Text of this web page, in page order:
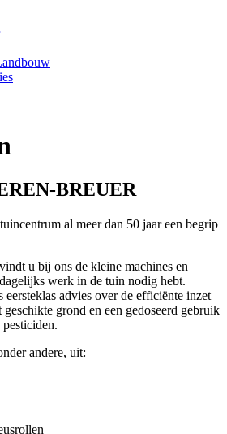
BREUER
al meer dan 50 jaar een begrip
u bij ons de kleine machines en
werk in de tuin nodig hebt.
advies over de efficiënte inzet
geschikte grond en een gedoseerd gebruik
andere, uit: